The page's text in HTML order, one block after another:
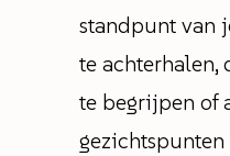
standpunt van
te achterhalen,
te begrijpen of
gezichtspunten